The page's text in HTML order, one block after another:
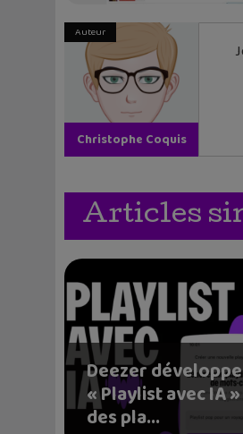
Auteur
Christophe Coquis
Articles
Deezer développe
« Playlist avec IA
des pla...